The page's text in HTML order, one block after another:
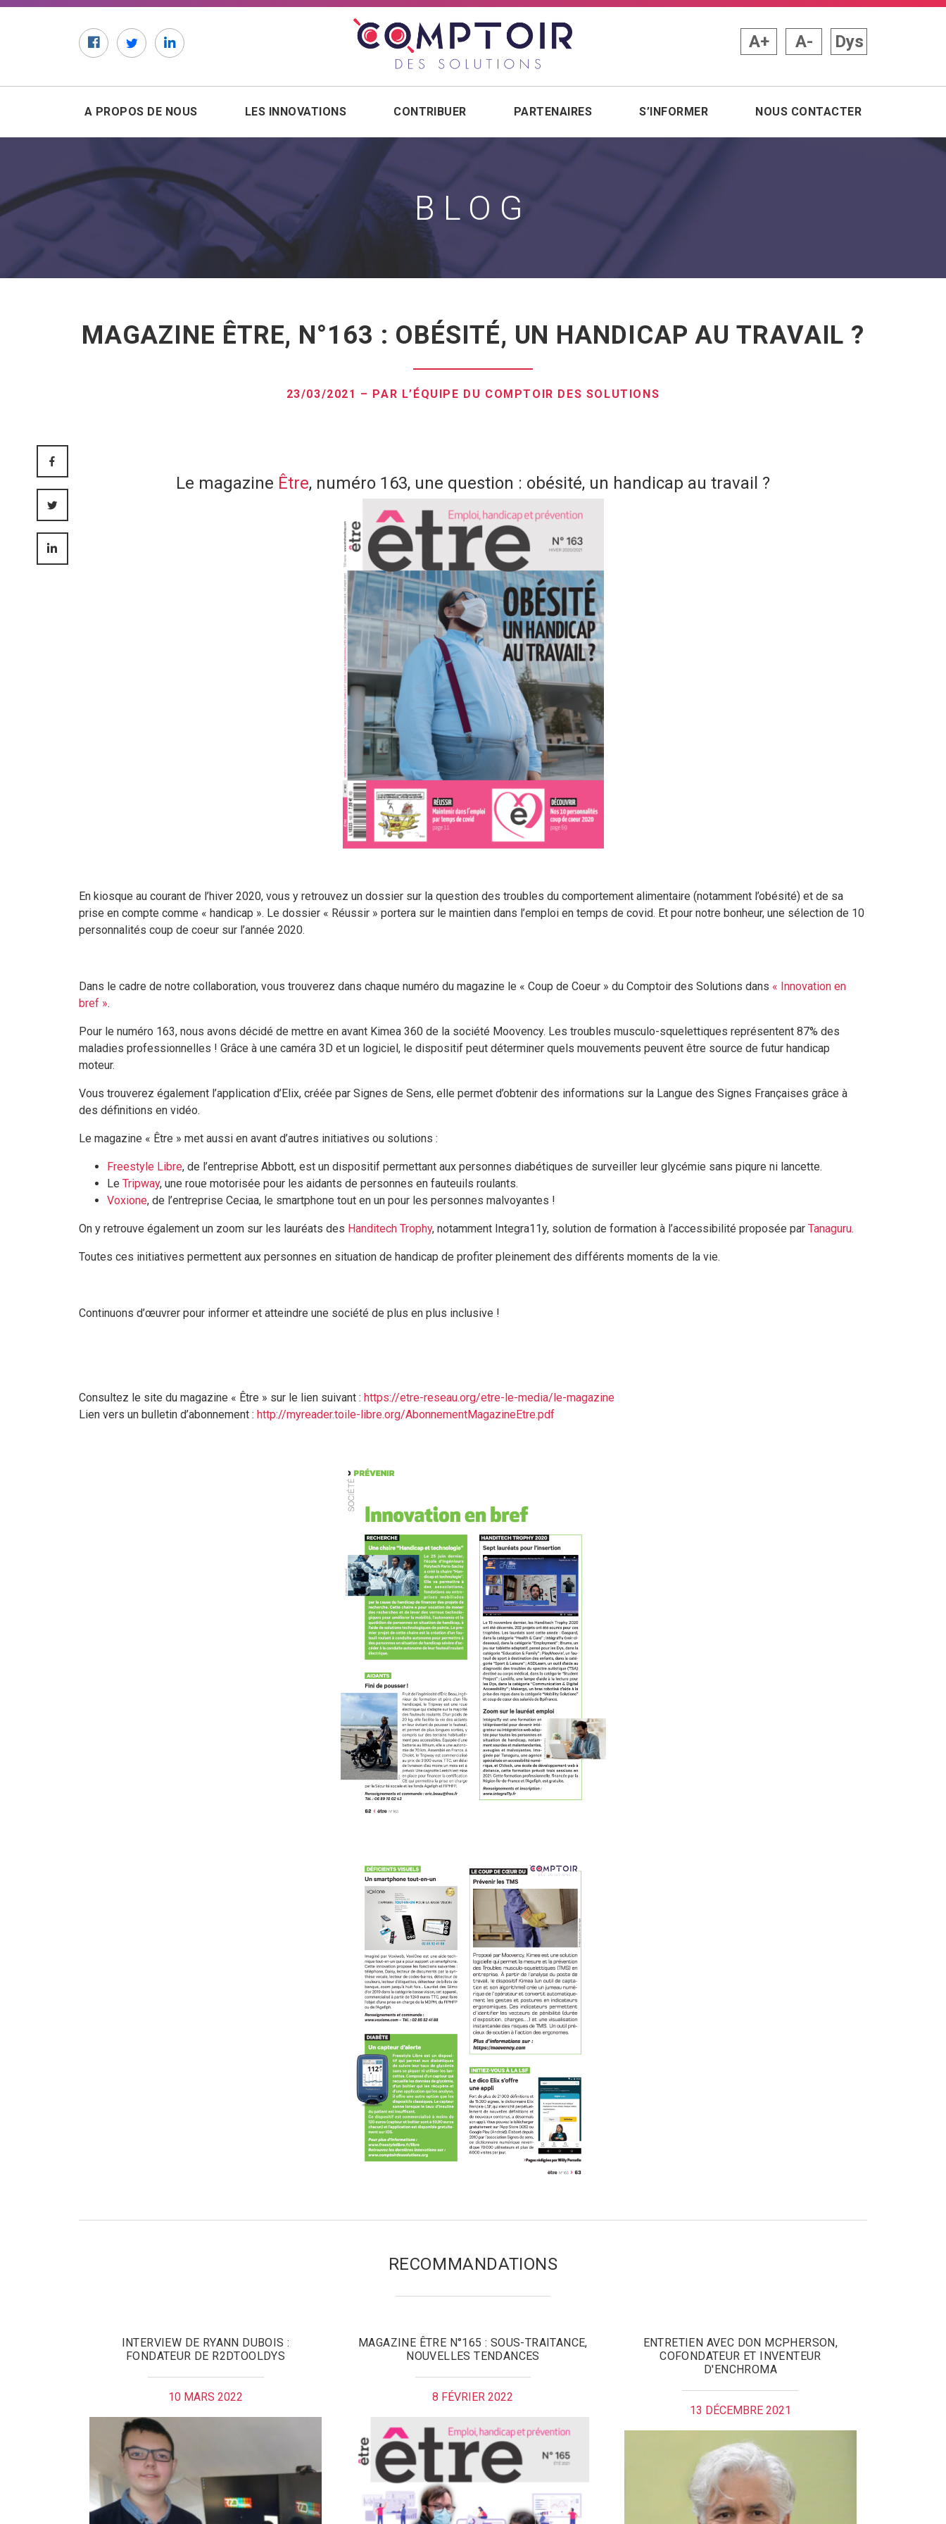
FacebookTwitterLinkedIn
A+ A- Dys
A PROPOS DE NOUS LES INNOVATIONS CONTRIBUER PARTENAIRES S’INFORMER NOUS CONTACTER
BLOG
MAGAZINE ÊTRE, N°163 : OBÉSITÉ, UN HANDICAP AU TRAVAIL ?
23/03/2021 – PAR L’ÉQUIPE DU COMPTOIR DES SOLUTIONS
Le magazine Être, numéro 163, une question : obésité, un handicap au travail ?
En kiosque au courant de l’hiver 2020, vous y retrouvez un dossier sur la question des troubles du comportement alimentaire (notamment l’obésité) et de sa
prise en compte comme « handicap ». Le dossier « Réussir » portera sur le maintien dans l’emploi en temps de covid. Et pour notre bonheur, une sélection de 10
personnalités coup de coeur sur l’année 2020.
Dans le cadre de notre collaboration, vous trouverez dans chaque numéro du magazine le « Coup de Coeur » du Comptoir des Solutions dans « Innovation en
bref ».
Pour le numéro 163, nous avons décidé de mettre en avant Kimea 360 de la société Moovency. Les troubles musculo-squelettiques représentent 87% des
maladies professionnelles ! Grâce à une caméra 3D et un logiciel, le dispositif peut déterminer quels mouvements peuvent être source de futur handicap
moteur.
Vous trouverez également l’application d’Elix, créée par Signes de Sens, elle permet d’obtenir des informations sur la Langue des Signes Françaises grâce à
des définitions en vidéo.
Le magazine « Être » met aussi en avant d’autres initiatives ou solutions :
Freestyle Libre, de l’entreprise Abbott, est un dispositif permettant aux personnes diabétiques de surveiller leur glycémie sans piqure ni lancette.
Le Tripway, une roue motorisée pour les aidants de personnes en fauteuils roulants.
Voxione, de l’entreprise Ceciaa, le smartphone tout en un pour les personnes malvoyantes !
On y retrouve également un zoom sur les lauréats des Handitech Trophy, notamment Integra11y, solution de formation à l’accessibilité proposée par Tanaguru.
Toutes ces initiatives permettent aux personnes en situation de handicap de profiter pleinement des différents moments de la vie.
Continuons d’œuvrer pour informer et atteindre une société de plus en plus inclusive !
Consultez le site du magazine « Être » sur le lien suivant : https://etre-reseau.org/etre-le-media/le-magazine
Lien vers un bulletin d’abonnement : http://myreader.toile-libre.org/AbonnementMagazineEtre.pdf
RECOMMANDATIONS
INTERVIEW DE RYANN DUBOIS :
FONDATEUR DE R2DTOOLDYS
10 MARS 2022
MAGAZINE ÊTRE N°165 : SOUS-TRAITANCE,
NOUVELLES TENDANCES
8 FÉVRIER 2022
ENTRETIEN AVEC DON MCPHERSON,
COFONDATEUR ET INVENTEUR
D'ENCHROMA
13 DÉCEMBRE 2021